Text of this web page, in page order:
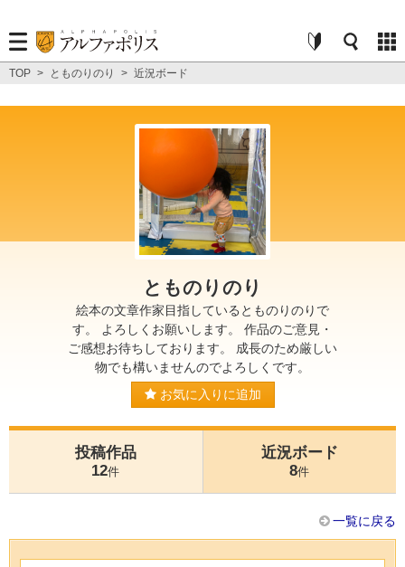
TOP > とものりのり > 近況ボード
とものりのり
絵本の文章作家目指しているとものりのりで
す。 よろしくお願いします。 作品のご意見・
ご感想お待ちしております。 成長のため厳しい
物でも構いませんのでよろしくです。
お気に入りに追加
投稿作品
12件
近況ボード
8件
一覧に戻る